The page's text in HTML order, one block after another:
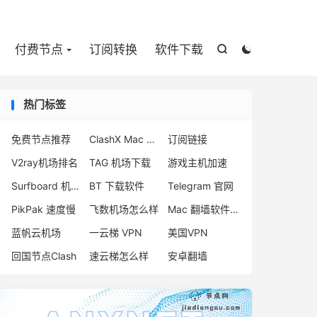


付费节点 订阅转换 软件下载
热门标签
免费节点推荐 ClashX Mac 官网
订阅链接
V2ray机场排名
TAG 机场下载
游戏主机加速
Surfboard 机场推荐
BT 下载软件
Telegram 官网
PikPak 速度慢
飞数机场怎么样
Mac 翻墙软件下载
蓝帆云机场
一云梯 VPN
美国VPN
回国节点Clash
速云梯怎么样 安卓翻墙